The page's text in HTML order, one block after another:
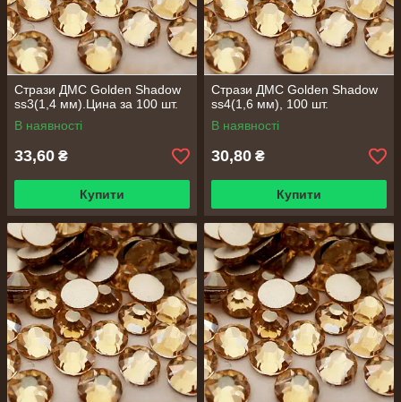
Стрази ДМС Golden Shadow
ss3(1,4 мм).Цина за 100 шт.
В наявності
33,60 ₴
Купити
Стрази ДМС Golden Shadow
ss4(1,6 мм), 100 шт.
В наявності
30,80 ₴
Купити